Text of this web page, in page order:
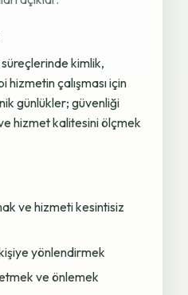
kimlik,
çalışması için
günlükler; güvenliği
hizmet kalitesini ölçmek
ve hizmeti kesintisiz
yönlendirmek
ve önlemek